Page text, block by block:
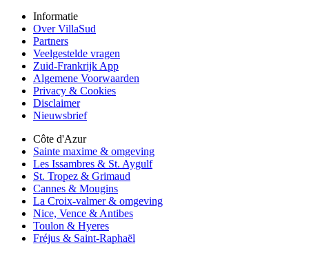
Informatie
Over VillaSud
Partners
Veelgestelde vragen
Zuid-Frankrijk App
Algemene Voorwaarden
Privacy & Cookies
Disclaimer
Nieuwsbrief
Côte d'Azur
Sainte maxime & omgeving
Les Issambres & St. Aygulf
St. Tropez & Grimaud
Cannes & Mougins
La Croix-valmer & omgeving
Nice, Vence & Antibes
Toulon & Hyeres
Fréjus & Saint-Raphaël